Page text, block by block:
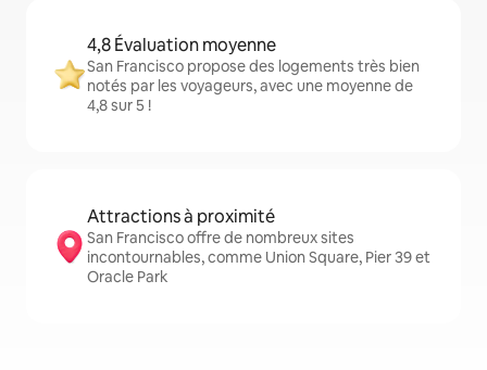
4,8 Évaluation moyenne
San Francisco propose des logements très bien
notés par les voyageurs, avec une moyenne de
4,8 sur 5 !
Attractions à proximité
San Francisco offre de nombreux sites
incontournables, comme Union Square, Pier 39 et
Oracle Park